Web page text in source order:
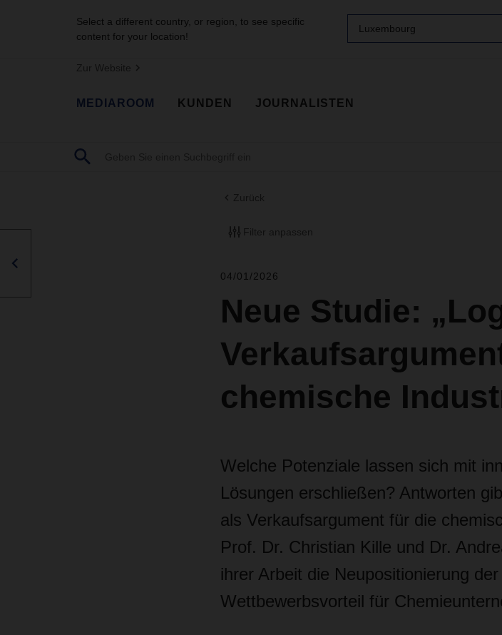
Select a different country, or region, to see specific
content for your location!
Luxembourg
Zur Website
MEDIAROOM KUNDEN JOURNALISTEN
Zurück
Filter anpassen
04/01/2026
Neue Studie:
chemische
Welche Potenziale lassen sich mit
Lösungen erschließen? Antworten
als Verkaufsargument für die
Prof. Dr. Christian Kille und Dr.
ihrer Arbeit die Neupositionierung
Wettbewerbsvorteil für